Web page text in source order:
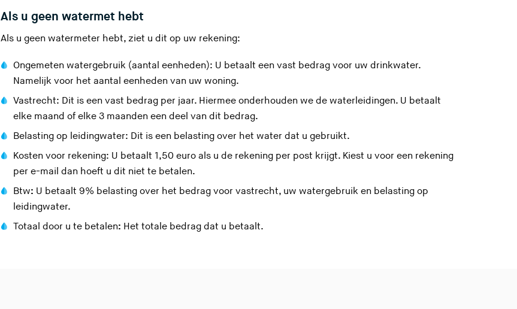
Als u geen watermet hebt
Als u geen watermeter hebt, ziet u dit op uw rekening:
Ongemeten watergebruik (aantal eenheden): U betaalt een vast bedrag voor uw drinkwater.
Namelijk voor het aantal eenheden van uw woning.
Vastrecht: Dit is een vast bedrag per jaar. Hiermee onderhouden we de waterleidingen. U betaalt
elke maand of elke 3 maanden een deel van dit bedrag.
Belasting op leidingwater: Dit is een belasting over het water dat u gebruikt.
Kosten voor rekening: U betaalt 1,50 euro als u de rekening per post krijgt. Kiest u voor een rekening
per e-mail dan hoeft u dit niet te betalen.
Btw: U betaalt 9% belasting over het bedrag voor vastrecht, uw watergebruik en belasting op
leidingwater.
Totaal door u te betalen: Het totale bedrag dat u betaalt.